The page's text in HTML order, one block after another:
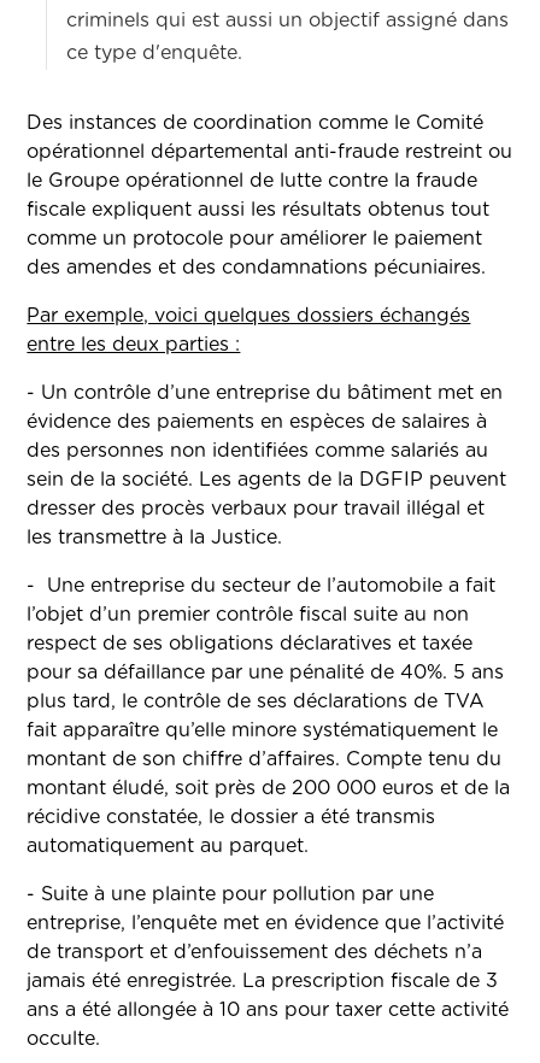
criminels qui est aussi un objectif assigné dans
ce type d'enquête.
Des instances de coordination comme le Comité
opérationnel départemental anti-fraude restreint ou
le Groupe opérationnel de lutte contre la fraude
fiscale expliquent aussi les résultats obtenus tout
comme un protocole pour améliorer le paiement
des amendes et des condamnations pécuniaires.
Par exemple, voici quelques dossiers échangés
entre les deux parties :
- Un contrôle d’une entreprise du bâtiment met en
évidence des paiements en espèces de salaires à
des personnes non identifiées comme salariés au
sein de la société. Les agents de la DGFIP peuvent
dresser des procès verbaux pour travail illégal et
les transmettre à la Justice.
- Une entreprise du secteur de l’automobile a fait
l’objet d’un premier contrôle fiscal suite au non
respect de ses obligations déclaratives et taxée
pour sa défaillance par une pénalité de 40%. 5 ans
plus tard, le contrôle de ses déclarations de TVA
fait apparaître qu’elle minore systématiquement le
montant de son chiffre d’affaires. Compte tenu du
montant éludé, soit près de 200 000 euros et de la
récidive constatée, le dossier a été transmis
automatiquement au parquet.
- Suite à une plainte pour pollution par une
entreprise, l’enquête met en évidence que l’activité
de transport et d’enfouissement des déchets n’a
jamais été enregistrée. La prescription fiscale de 3
ans a été allongée à 10 ans pour taxer cette activité
occulte.